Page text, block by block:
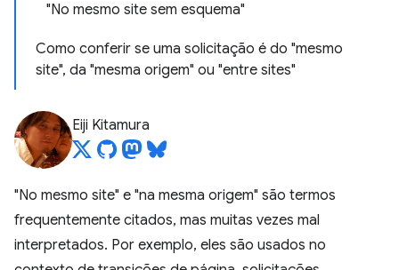
"No mesmo site sem esquema"
Como conferir se uma solicitação é do "mesmo
site", da "mesma origem" ou "entre sites"
Eiji Kitamura
"No mesmo site" e "na mesma origem" são termos
frequentemente citados, mas muitas vezes mal
interpretados. Por exemplo, eles são usados no